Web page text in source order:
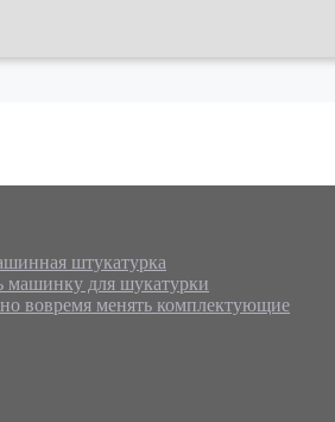
штукатурка
машинку для шукатурки
вовремя менять комплектующие